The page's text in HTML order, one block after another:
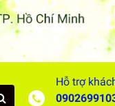
Hỗ trợ